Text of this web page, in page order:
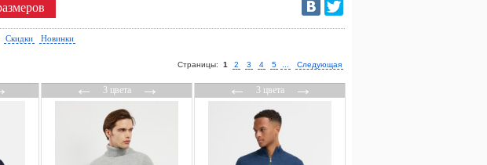
Скидки Новинки
Страницы: 1 2 3 4 5 Следующая
←3 цвета→ ←3 цвета→